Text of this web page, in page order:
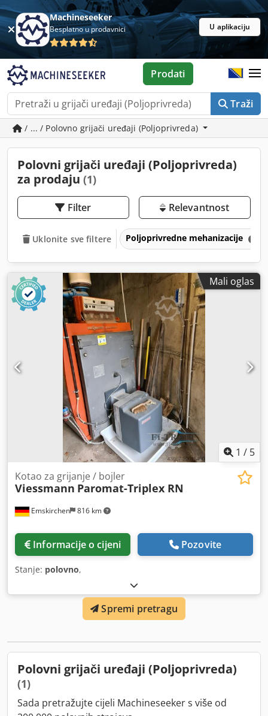
Machineseeker
Besplatno u prodavnici U aplikaciju
Traži
Prodati
/ ... / Polovno grijači uređaji (Poljoprivreda)
Polovni grijači uređaji (Poljoprivreda)
za prodaju (1)
Filter Relevantnost
Uklonite sve filtere Poljoprivredne mehanizacije
Mali oglas
1 / 5
Emskirchen 816 km
Kotao za grijanje / bojler
Viessmann Paromat-Triplex RN
Informacije o cijeni Pozovite
Stanje: polovno,
Spremi pretragu
Polovni grijači uređaji (Poljoprivreda)
(1)
Sada pretražujte cijeli Machineseeker s više od